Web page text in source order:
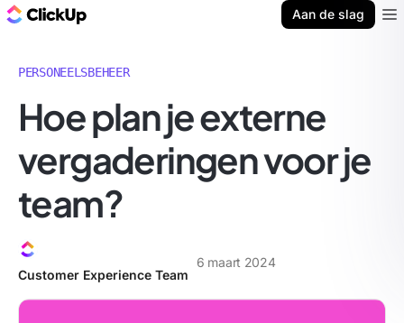
Aan de slag
PERSONEELSBEHEER
Hoe plan je externe
vergaderingen voor je
team?
Customer Experience Team
6 maart 2024